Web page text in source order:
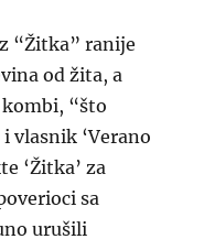
“Žitka” ranije
od žita, a
kombi, “što
vlasnik ‘Verano
‘Žitka’ za
sa
urušili